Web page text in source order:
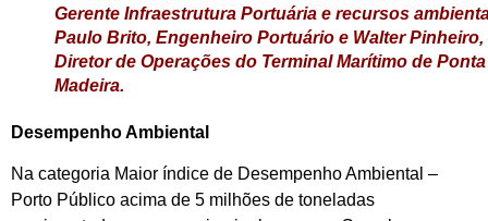
Gerente Infraestrutura Portuária e recursos
Paulo Brito, Engenheiro Portuário e Walter Pinheiro,
Diretor de Operações do Terminal Marítimo de
Madeira.
Desempenho Ambiental
Na categoria Maior índice de Desempenho Ambiental –
Porto Público acima de 5 milhões de toneladas